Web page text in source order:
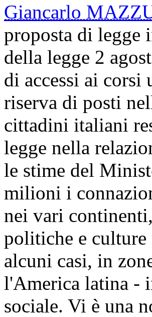
Giancarlo
proposta di legge
della legge 2
di accessi ai
riserva di posti
cittadini italiani
legge nella
le stime del
milioni i
nei vari
politiche e
alcuni casi, in
l'America latina -
sociale. Vi è una